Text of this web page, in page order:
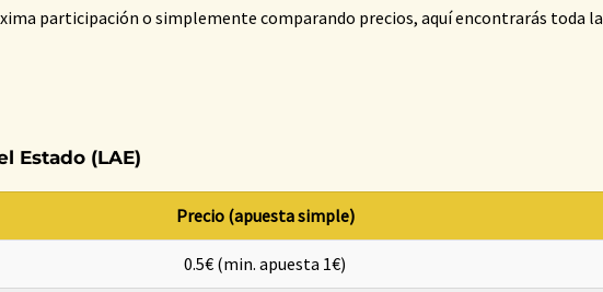
participación o simplemente comparando precios, aquí encontrarás toda la
Estado (LAE)
Precio (apuesta simple)
0.5€ (min. apuesta 1€)